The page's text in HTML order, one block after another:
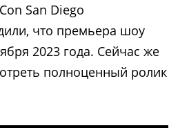
San Diego
что премьера шоу
2023 года. Сейчас же
полноценный ролик